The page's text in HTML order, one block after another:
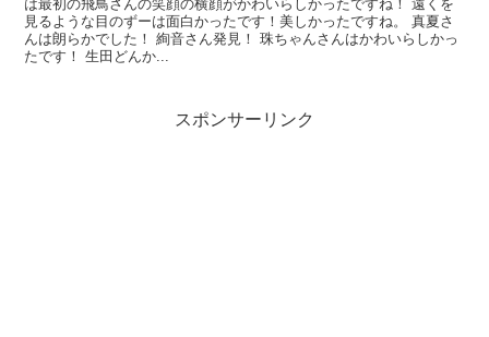
は最初の飛鳥さんの笑顔の横顔がかわいらしかったですね！ 遠くを
見るような目のずーは面白かったです！美しかったですね。 真夏さ
んは朗らかでした！ 絢音さん発見！ 珠ちゃんさんはかわいらしかっ
たです！ 生田どんか...
スポンサーリンク